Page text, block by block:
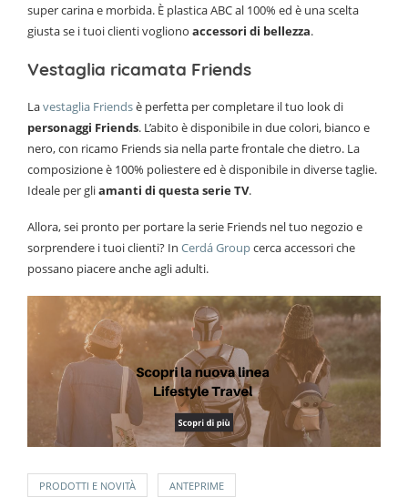
super carina e morbida. È plastica ABC al 100% ed è una scelta
giusta se i tuoi clienti vogliono accessori di bellezza.
Vestaglia ricamata Friends
Lavestaglia Friendsè perfetta per completare il tuo look di
personaggi Friends. L’abito è disponibile in due colori, bianco e
nero, con ricamo Friends sia nella parte frontale che dietro. La
composizione è 100% poliestere ed è disponibile in diverse taglie.
Ideale per gliamanti di questa serie TV.
Allora, sei pronto per portare la serie Friends nel tuo negozio e
sorprendere i tuoi clienti? In Cerdá Groupcerca accessori che
possano piacere anche agli adulti.
PRODOTTI E NOVITÀ ANTEPRIME